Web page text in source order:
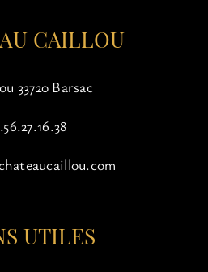
CAILLOU
33720 Barsac
UTILES